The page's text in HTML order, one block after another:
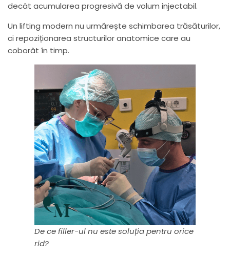
decât acumularea progresivă de volum injectabil.
Un lifting modern nu urmărește schimbarea trăsăturilor,
ci repoziționarea structurilor anatomice care au
coborât în timp.
De ce filler-ul nu este soluția pentru orice
rid?